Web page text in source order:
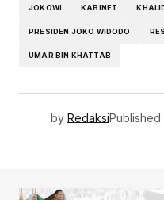
JOKOWI KABINET
PRESIDEN JOKO WIDODO
UMAR BIN KHATTAB
by RedaksiPublished